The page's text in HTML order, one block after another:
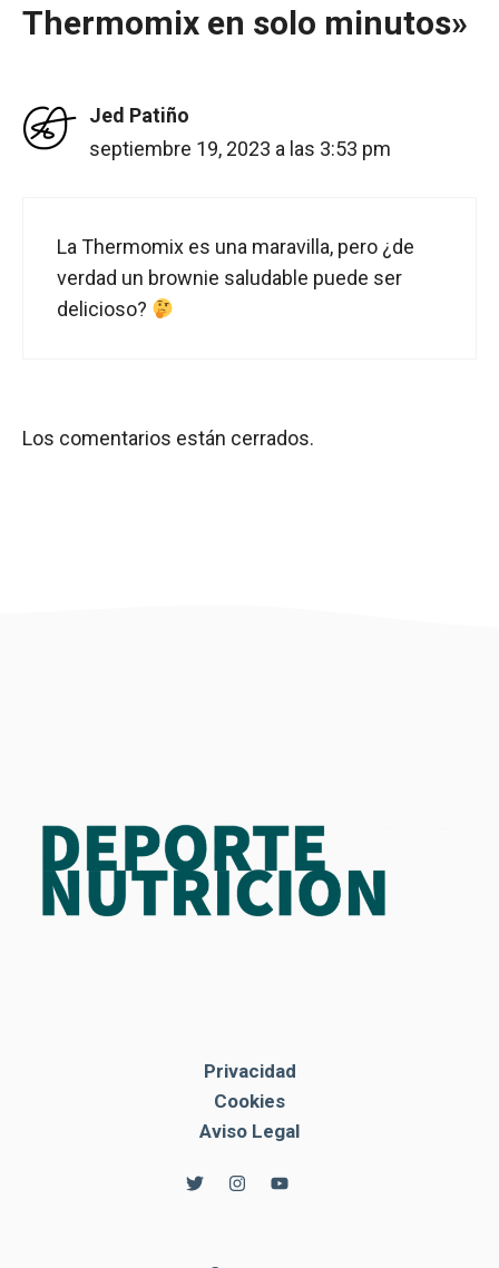
Thermomix en solo minutos»
Jed Patiño
septiembre 19, 2023 a las 3:53 pm
La Thermomix es una maravilla, pero ¿de
verdad un brownie saludable puede ser
delicioso?
Los comentarios están cerrados.
Privacidad
Cookies
Aviso Legal